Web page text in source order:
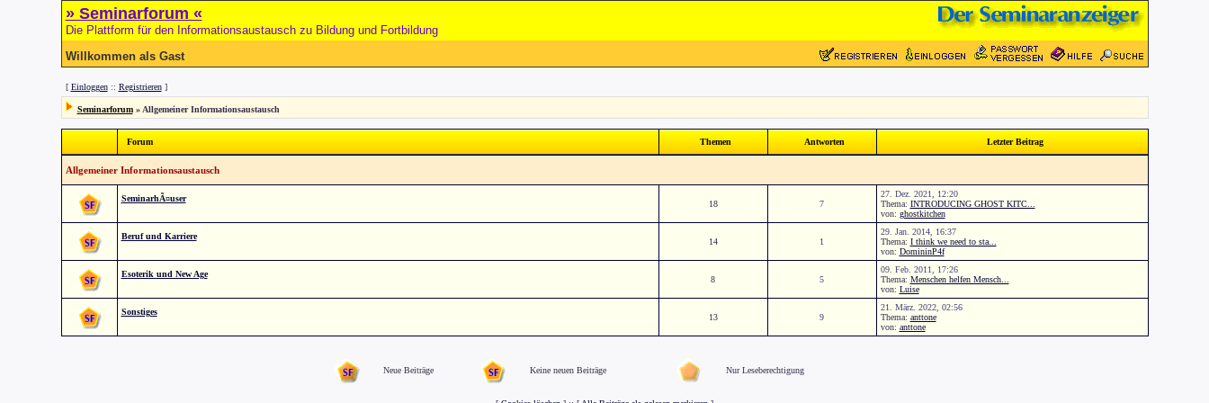
» Seminarforum «
Die Plattform für den Informationsaustausch zu Bildung und Fortbildung
Willkommen als Gast
[ Einloggen:: Registrieren]
Seminarforum» Allgemeiner Informationsaustausch
Forum Themen Antworten Letzter Beitrag
Allgemeiner Informationsaustausch
SeminarhÃ¤user
18 7
27. Dez. 2021, 12:20
Thema: INTRODUCING GHOST KITC...
von: ghostkitchen
Beruf und Karriere
14 1
29. Jan. 2014, 16:37
Thema: I think we need to sta...
von: DomininP4f
Esoterik und New Age
8 5
09. Feb. 2011, 17:26
Thema: Menschen helfen Mensch...
von: Luise
Sonstiges
13 9
21. März. 2022, 02:56
Thema: anttone
von: anttone
Neue Beiträge Keine neuen Beiträge Nur Leseberechtigung